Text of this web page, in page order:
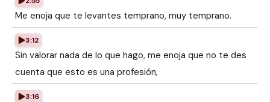
Me enoja que te levantes temprano, muy temprano.
3:12
Sin valorar nada de lo que hago, me enoja que no te des
cuenta que esto es una profesión,
3:16